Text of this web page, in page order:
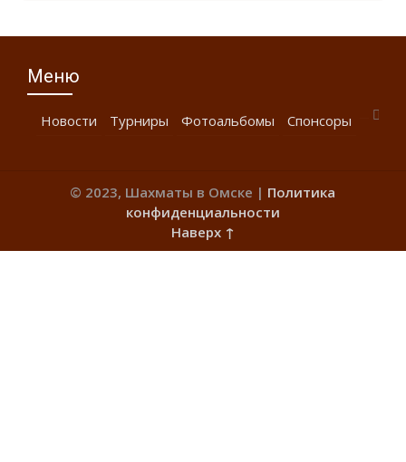
Меню
Новости Турниры Фотоальбомы Спонсоры
© 2023, Шахматы в Омске | Политика
конфиденциальности
Наверх ↑